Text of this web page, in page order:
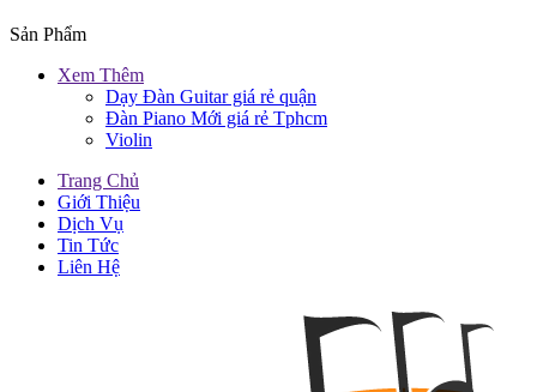
Sản Phẩm
Xem Thêm
Dạy Đàn Guitar giá rẻ quận
Đàn Piano Mới giá rẻ Tphcm
Violin
Trang Chủ
Giới Thiệu
Dịch Vụ
Tin Tức
Liên Hệ